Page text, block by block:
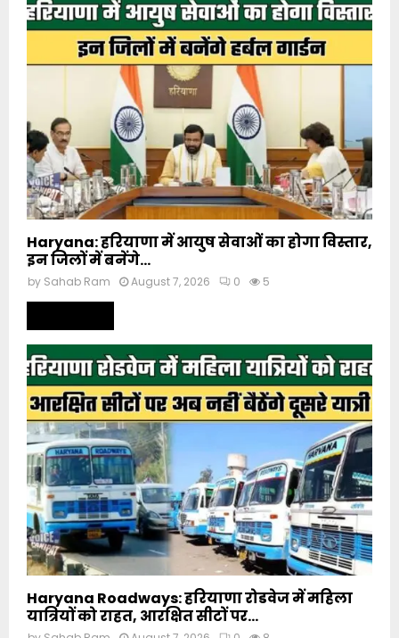
Haryana: हरियाणा में आयुष सेवाओं का होगा विस्तार,
इन जिलों में बनेंगे...
by Sahab Ram August 7, 2026 0 5
Haryana Roadways: हरियाणा रोडवेज में महिला
यात्रियों को राहत, आरक्षित सीटों पर...